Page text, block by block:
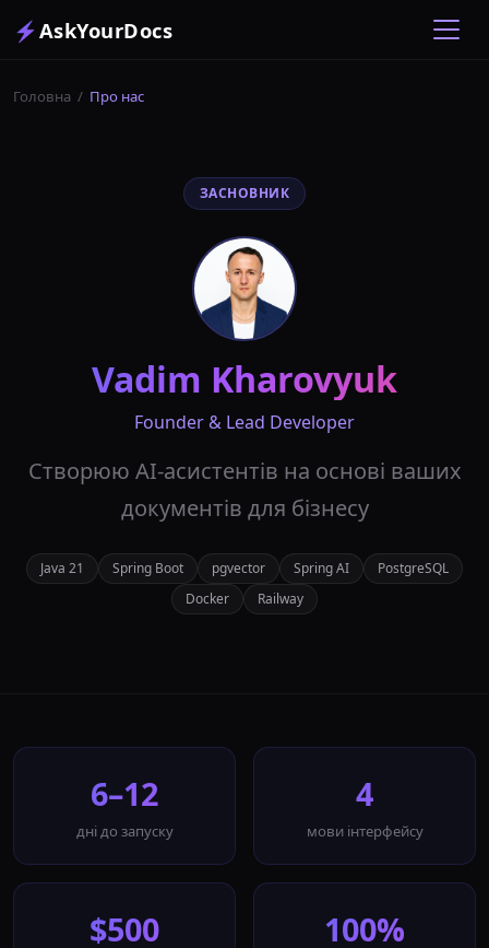
⚡ AskYourDocs
Головна / Про нас
ЗАСНОВНИК
Vadim Kharovyuk
Founder & Lead Developer
Створюю AI-асистентів на основі ваших
документів для бізнесу
Java 21 Spring Boot pgvector Spring AI
PostgreSQL
Docker
Railway
6–12
дні до запуску
4
мови інтерфейсу
$500 100%